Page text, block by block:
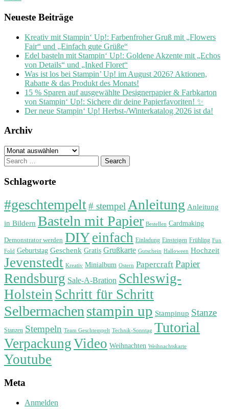
Neueste Beiträge
Kreativ mit Stampin‘ Up!: Farbenfroher Gruß mit „Flowers
Fair“ und „Einfach gute Grüße“
Edel basteln mit Stampin‘ Up!: Goldene Akzente mit „Echos
von Details“ und „Inked Floret“
Was ist los bei Stampin’ Up! im August 2026? Aktionen,
Rabatte & das Produkt des Monats!
15 % Sparen auf ausgewählte Designerpapier & Farbkarton
von Stampin‘ Up!: Sichere dir deine Papierfavoriten! ✨
Der neue Stampin‘ Up! Herbst-/Winterkatalog 2026 ist da!
Archiv
Archiv
Search
for:
Schlagworte
#geschtempelt# stempelAnleitung Anleitung
in Bildern Basteln mit Papier Bestellen Cardmaking
Demonstrator werden DIYeinfach Einladung Einsteigen Frühling Fun
Fold Geburtstag Geschenk Gratis Grußkarte Gutschein Halloween Hochzeit
Jevenstedt Kreativ Minialbum Ostern Papercraft Papier
Rendsburg Sale-A-Bration Schleswig-
Holstein Schritt für Schritt
Selbermachenstampin up Stampinup Stanze
Stanzen Stempeln Team Geschtempelt Technik-Sonntag Tutorial
VerpackungVideo Weihnachten Weihnachtskarte
Youtube
Meta
Anmelden